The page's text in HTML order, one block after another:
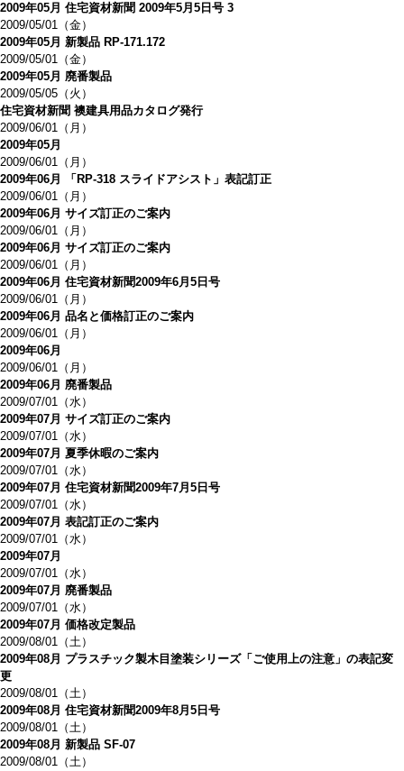
2009年05月 住宅資材新聞 2009年5月5日号 3
2009/05/01（金）
2009年05月 新製品 RP-171.172
2009/05/01（金）
2009年05月 廃番製品
2009/05/05（火）
住宅資材新聞 襖建具用品カタログ発行
2009/06/01（月）
2009年05月
2009/06/01（月）
2009年06月 「RP-318 スライドアシスト」表記訂正
2009/06/01（月）
2009年06月 サイズ訂正のご案内
2009/06/01（月）
2009年06月 サイズ訂正のご案内
2009/06/01（月）
2009年06月 住宅資材新聞2009年6月5日号
2009/06/01（月）
2009年06月 品名と価格訂正のご案内
2009/06/01（月）
2009年06月
2009/06/01（月）
2009年06月 廃番製品
2009/07/01（水）
2009年07月 サイズ訂正のご案内
2009/07/01（水）
2009年07月 夏季休暇のご案内
2009/07/01（水）
2009年07月 住宅資材新聞2009年7月5日号
2009/07/01（水）
2009年07月 表記訂正のご案内
2009/07/01（水）
2009年07月
2009/07/01（水）
2009年07月 廃番製品
2009/07/01（水）
2009年07月 価格改定製品
2009/08/01（土）
2009年08月 プラスチック製木目塗装シリーズ「ご使用上の注意」の表記変
更
2009/08/01（土）
2009年08月 住宅資材新聞2009年8月5日号
2009/08/01（土）
2009年08月 新製品 SF-07
2009/08/01（土）